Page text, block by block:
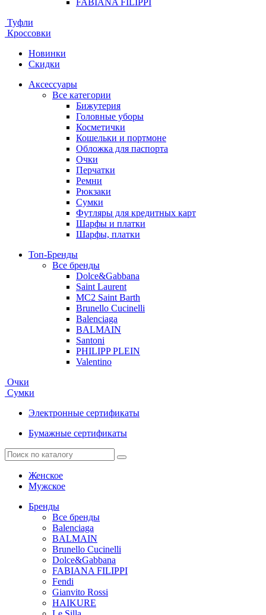
FABIANA FILIPPI
Туфли
Кроссовки
Новинки
Скидки
Аксессуары
Все категории
Бижутерия
Головные уборы
Косметички
Кошельки и портмоне
Обложка для паспорта
Очки
Перчатки
Ремни
Рюкзаки
Сумки
Футляры для кредитных карт
Шарфы и платки
Шарфы, платки
Топ-Бренды
Все бренды
Dolce&Gabbana
Saint Laurent
MC2 Saint Barth
Brunello Cucinelli
Balenciaga
BALMAIN
Santoni
PHILIPP PLEIN
Valentino
Очки
Сумки
Электронные сертификаты
Бумажные сертификаты
Женское
Мужское
Бренды
Все бренды
Balenciaga
BALMAIN
Brunello Cucinelli
Dolce&Gabbana
FABIANA FILIPPI
Fendi
Gianvito Rossi
HAIKURE